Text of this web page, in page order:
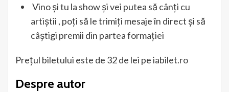
Vino și tu la show și vei putea să cânți cu
artiștii , poți să le trimiți mesaje în direct și să
câștigi premii din partea formației
Prețul biletului este de 32 de lei peiabilet.ro
Despre autor